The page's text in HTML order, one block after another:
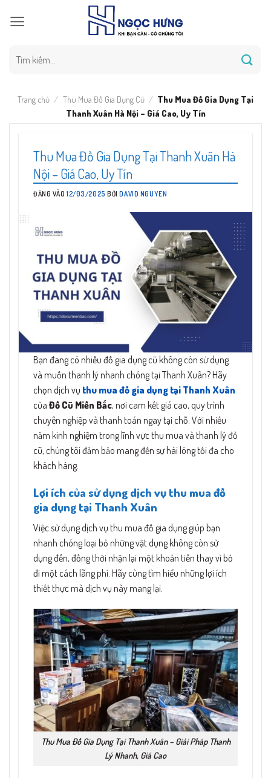
qua
kiếm:
Trang chủ / Thu Mua Đồ Gia Dụng Cũ / Thu Mua Đồ Gia Dụng Tại
Thanh Xuân Hà Nội – Giá Cao, Uy Tín
Thu Mua Đồ Gia Dụng Tại Thanh Xuân Hà
Nội – Giá Cao, Uy Tín
ĐĂNG VÀO12/03/2025 BỞIDAVID NGUYEN
Bạn đang có nhiều đồ gia dụng cũ không còn sử dụng
và muốn thanh lý nhanh chóng tại Thanh Xuân? Hãy
chọn dịch vụ thu mua đồ gia dụng tại Thanh Xuân
của Đồ Cũ Miền Bắc, nơi cam kết giá cao, quy trình
chuyên nghiệp và thanh toán ngay tại chỗ. Với nhiều
năm kinh nghiệm trong lĩnh vực thu mua và thanh lý đồ
cũ, chúng tôi đảm bảo mang đến sự hài lòng tối đa cho
khách hàng.
Lợi ích của sử dụng dịch vụ thu mua đồ
gia dụng tại Thanh Xuân
Việc sử dụng dịch vụ thu mua đồ gia dụng giúp bạn
nhanh chóng loại bỏ những vật dụng không còn sử
dụng đến, đồng thời nhận lại một khoản tiền thay vì bỏ
đi một cách lãng phí. Hãy cùng tìm hiểu những lợi ích
thiết thực mà dịch vụ này mang lại.
Thu Mua Đồ Gia Dụng Tại Thanh Xuân – Giải Pháp Thanh
Lý Nhanh, Giá Cao